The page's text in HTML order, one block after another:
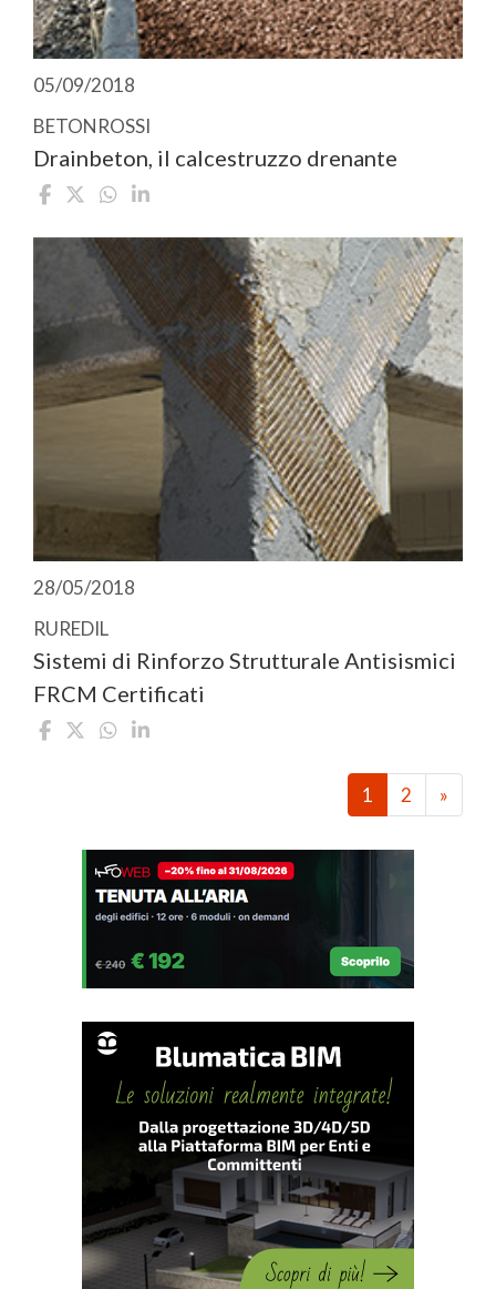
05/09/2018
BETONROSSI
Drainbeton, il calcestruzzo drenante
28/05/2018
RUREDIL
Sistemi di Rinforzo Strutturale Antisismici
FRCM Certificati
1 2 »